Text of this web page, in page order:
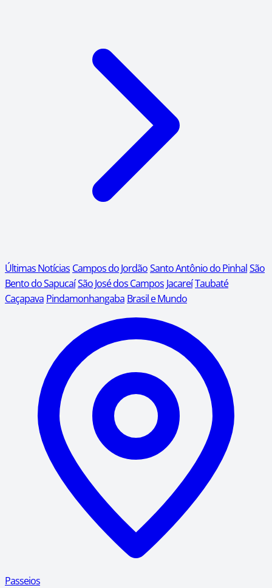
Últimas Notícias Campos do JordãoSanto Antônio do PinhalSão
Bento do SapucaíSão José dos Campos JacareíTaubaté
Caçapava Pindamonhangaba Brasil e Mundo
Passeios